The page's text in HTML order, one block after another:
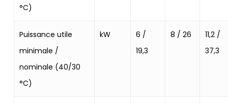
°C)
Puissance utile
minimale /
nominale (40/30
°C)
kW
6 /
19,3
8 / 26
11,2 /
37,3